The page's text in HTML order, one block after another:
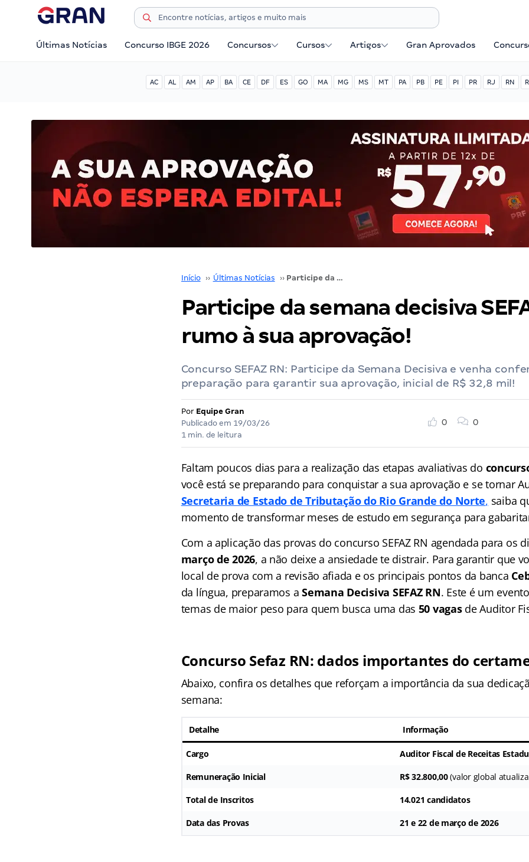
Últimas Notícias Concurso IBGE 2026 Concursos Cursos Artigos Gran Aprovados
AC AL AM AP BA CE DF ES GO MA MG MS MT PA PB PE PI PR RJ RN
Início ›› Últimas Notícias ›› Participe da semana decisiva SEFAZ RN: rumo à sua aprovação!
Participe da semana decisiva
rumo à sua aprovação!
Concurso SEFAZ RN: Participe da Semana Decisiva e venha
preparação para garantir sua aprovação, inicial de R$ 32,8 mil!
Por Equipe Gran
Publicado em 19/03/26
1 min. de leitura
0 0
Faltam poucos dias para a realização das etapas avaliativas do
você está se preparando para conquistar a sua aprovação e se tornar
Secretaria de Estado de Tributação do Rio Grande do Norte, saiba
momento de transformar meses de estudo em segurança para
Com a aplicação das provas do concurso SEFAZ RN agendada para os
março de 2026, a não deixe a ansiedade te distrair. Para garantir que
local de prova com a revisão afiada e os principais pontos da banca
da língua, preparamos aSemana Decisiva SEFAZ RN. Este é um
temas de maior peso para quem busca uma das 50 vagasde Auditor
Concurso Sefaz RN: dados importantes do
Abaixo, confira os detalhes que reforçam a importância da sua
semana:
Detalhe Informação
Cargo Auditor Fiscal de Receitas
Remuneração Inicial R$ 32.800,00(valor global
Total de Inscritos 14.021 candidatos
Data das Provas 21 e 22 de março de 2026